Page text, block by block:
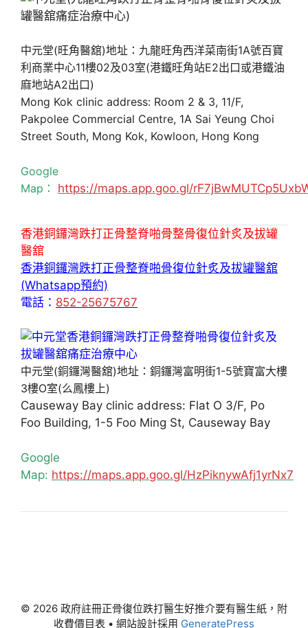
中元堂(旺角醫舘)地址：九龍旺角西洋菜南街1A號百寶
利商業中心11樓02及03室(港鐵旺角站E2出口或港鐵油
麻地站A2出口)
Mong Kok clinic address: Room 2 & 3, 11/F,
Pakpolee Commercial Centre, 1A Sai Yeung Choi
Street South, Mong Kok, Kowloon, Hong Kong
Google
Map： https://maps.app.goo.gl/
香港銅鑼灣跌打正骨整脊啪骨整骨復位針炙及拔罐
醫舘
香港銅鑼灣跌打正骨整脊啪骨復位針炙及拔罐醫舘
(Whatsapp預約)
電話： 852-25675767
中元堂(銅鑼灣醫舘)地址：銅鑼灣富明街1-5號寶富大樓
3樓O室(么鳳樓上)
Causeway Bay clinic address: Flat O 3/F, Po
Foo Building, 1-5 Foo Ming St, Causeway Bay
Google
Map: https://maps.app.goo.gl/HzPiknywAfj1yrNx7
© 2026 政府註冊正骨復位跌打醫生好推介要有醫生紙，附
收費價目表 • 網站設計採用 GeneratePress